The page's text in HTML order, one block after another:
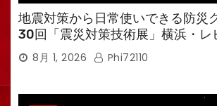
地震対策から日常使いできる防災
30回「震災対策技術展」横浜・レ
えるTV・高荷智也］
8月 1, 2026 Phi72110